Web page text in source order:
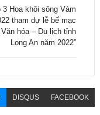
3 Hoa khôi sông Vàm
tham dự lễ bế mạc
Văn hóa – Du lịch tỉnh
Long An năm 2022”
DISQUS FACEBOOK